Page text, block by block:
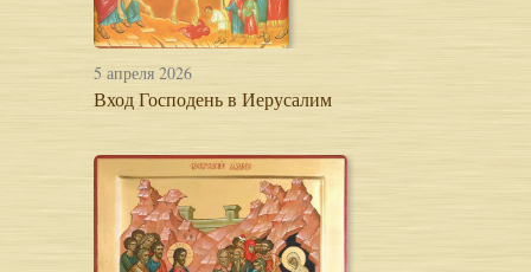
5 апреля 2026
Вход Господень в Иерусалим